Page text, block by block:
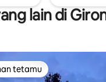
lain di
tetamu
tetamu